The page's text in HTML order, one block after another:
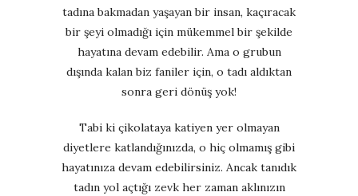
tadına bakmadan yaşayan bir insan, kaçıracak
bir şeyi olmadığı için mükemmel bir şekilde
hayatına devam edebilir. Ama o grubun
dışında kalan biz faniler için, o tadı aldıktan
sonra geri dönüş yok!
Tabi ki çikolataya katiyen yer olmayan
diyetlere katlandığınızda, o hiç olmamış gibi
hayatınıza devam edebilirsiniz. Ancak tanıdık
tadın yol açtığı zevk her zaman aklınızın